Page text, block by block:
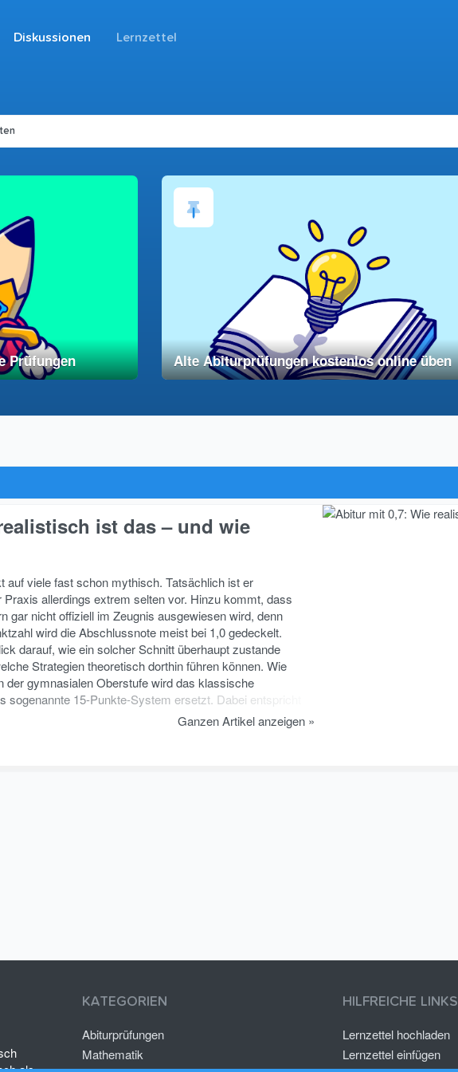
Diskussionen Lernzettel
Prüfungen Alte Abiturprüfungen kostenlos online üben
ist das – und wie
auf viele fast schon mythisch. Tatsächlich ist er
allerdings extrem selten vor. Hinzu kommt, dass
gar nicht offiziell im Zeugnis ausgewiesen wird, denn
wird die Abschlussnote meist bei 1,0 gedeckelt.
darauf, wie ein solcher Schnitt überhaupt zustande
Strategien theoretisch dorthin führen können. Wie
der gymnasialen Oberstufe wird das klassische
15-Punkte-System ersetzt. Dabei entspricht
Ganzen Artikel anzeigen »
KATEGORIEN
Abiturprüfungen
Mathematik
HILFREICHE LINKS
Lernzettel hochladen
Lernzettel einfügen